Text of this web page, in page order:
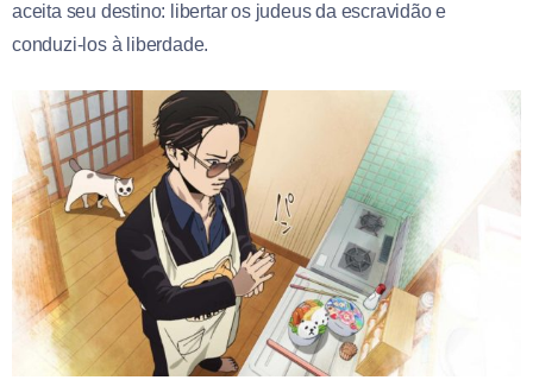
aceita seu destino: libertar os judeus da escravidão e
conduzi-los à liberdade.